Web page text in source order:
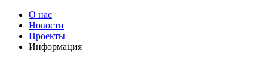
О нас
Новости
Проекты
Информация